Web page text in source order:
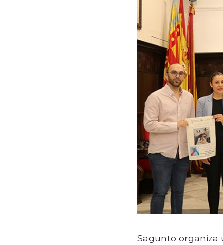
Sagunto organiza